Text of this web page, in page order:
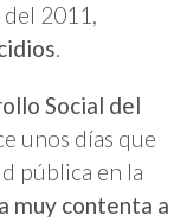
2011,
.
Social del
unos días que
pública en la
muy contenta a